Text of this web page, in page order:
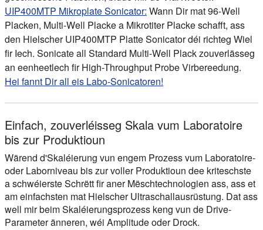
UIP400MTP Mikroplate Sonicator: Wann Dir mat 96-Well
Placken, Multi-Well Placke a Mikrotiter Placke schafft, ass
den Hielscher UIP400MTP Platte Sonicator déi richteg Wiel
fir Iech. Sonicate all Standard Multi-Well Plack zouverlässeg
an eenheetlech fir High-Throughput Probe Virbereedung.
Hei fannt Dir all eis Labo-Sonicatoren!
Einfach, zouverléisseg Skala vum Laboratoire
bis zur Produktioun
Wärend d'Skaléierung vun engem Prozess vum Laboratoire-
oder Laborniveau bis zur voller Produktioun dee kriteschste
a schwéierste Schrëtt fir aner Mëschtechnologien ass, ass et
am einfachsten mat Hielscher Ultraschallausrüstung. Dat ass
well mir beim Skaléierungsprozess keng vun de Drive-
Parameter änneren, wéi Amplitude oder Drock.